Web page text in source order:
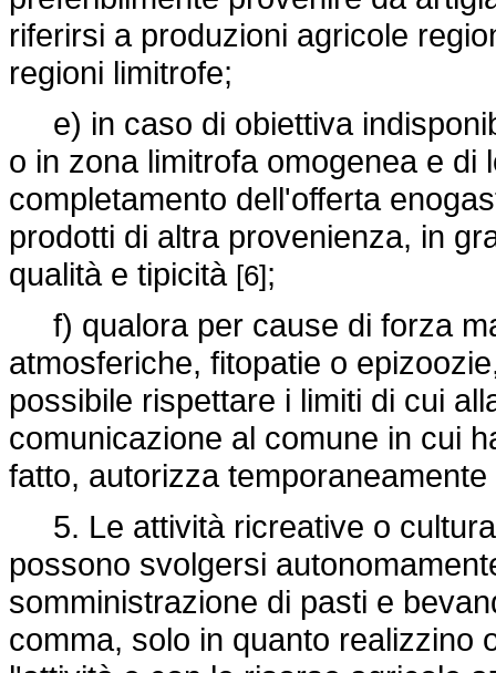
riferirsi a produzioni agricole
regioni limitrofe;
e) in caso di obiettiva
o in zona limitrofa omogenea e di
completamento dell'offerta
prodotti di altra provenienza, in
qualità e tipicità [6];
f) qualora per cause di forza
atmosferiche, fitopatie o
possibile rispettare i limiti di cui
comunicazione al comune in cui
fatto, autorizza
5. Le attività ricreative o
possono svolgersi
somministrazione di pasti e
comma, solo in quanto realizzino